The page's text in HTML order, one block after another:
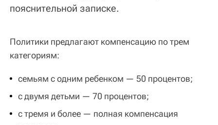
пояснительной записке.
Политики предлагают компенсацию по трем
категориям:
семьям с одним ребенком — 50 процентов;
с двумя детьми — 70 процентов;
с тремя и более — полная компенсация